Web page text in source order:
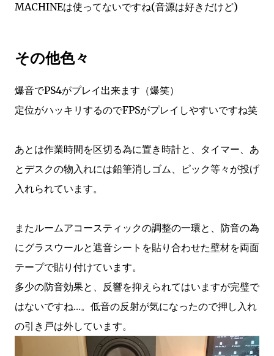
MACHINEは使ってないですね(音源は好きだけど)
その他色々
爆音でPS4がプレイ出来ます（爆笑）
定位がハッキリするのでFPSがプレイしやすいですね笑
あとは作業時間を区切る為に置き時計と、タイマー、あ
とデスクの物入れには鉛筆消しゴム、ピック等々が投げ
入れられています。
またルームアコースティックの調整の一環と、防音の為
にグラスウールと遮音シートを貼り合わせた壁材を両面
テープで貼り付けています。
多少の防音効果と、反響を抑えられてはいますが完璧で
はないですね…。低音の反射が気になったので押し入れ
の引き戸は外しています。